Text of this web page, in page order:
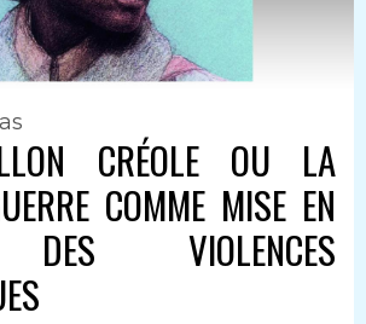
CRÉOLE OU LA
COMME MISE EN
VIOLENCES